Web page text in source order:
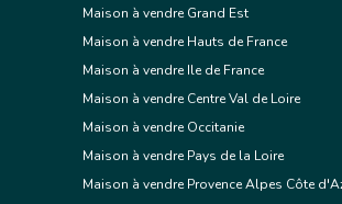
Maison à vendre Grand Est
Maison à vendre Hauts de France
Maison à vendre Ile de France
Maison à vendre Centre Val de Loire
Maison à vendre Occitanie
Maison à vendre Pays de la Loire
Maison à vendre Provence Alpes Côte